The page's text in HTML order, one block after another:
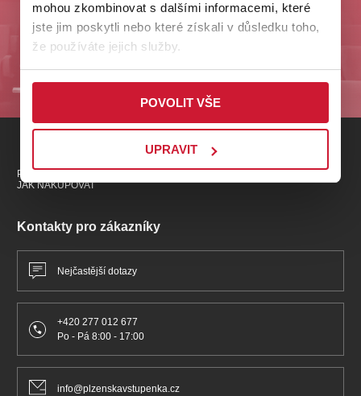
mohou zkombinovat s dalšími informacemi, které
jste jim poskytli nebo které získali v důsledku toho,
že používáte jejich služby.
POVOLIT VŠE
UPRAVIT
Odebírejte nás a buďte první u nejlepších akcí na
Plzeňsku!
Kontakty pro zákazníky
Nejčastější dotazy
+420 277 012 677
Po - Pá 8:00 - 17:00
info@plzenskavstupenka.cz
PŘEDPLATNÉ
JAK NAKUPOVAT